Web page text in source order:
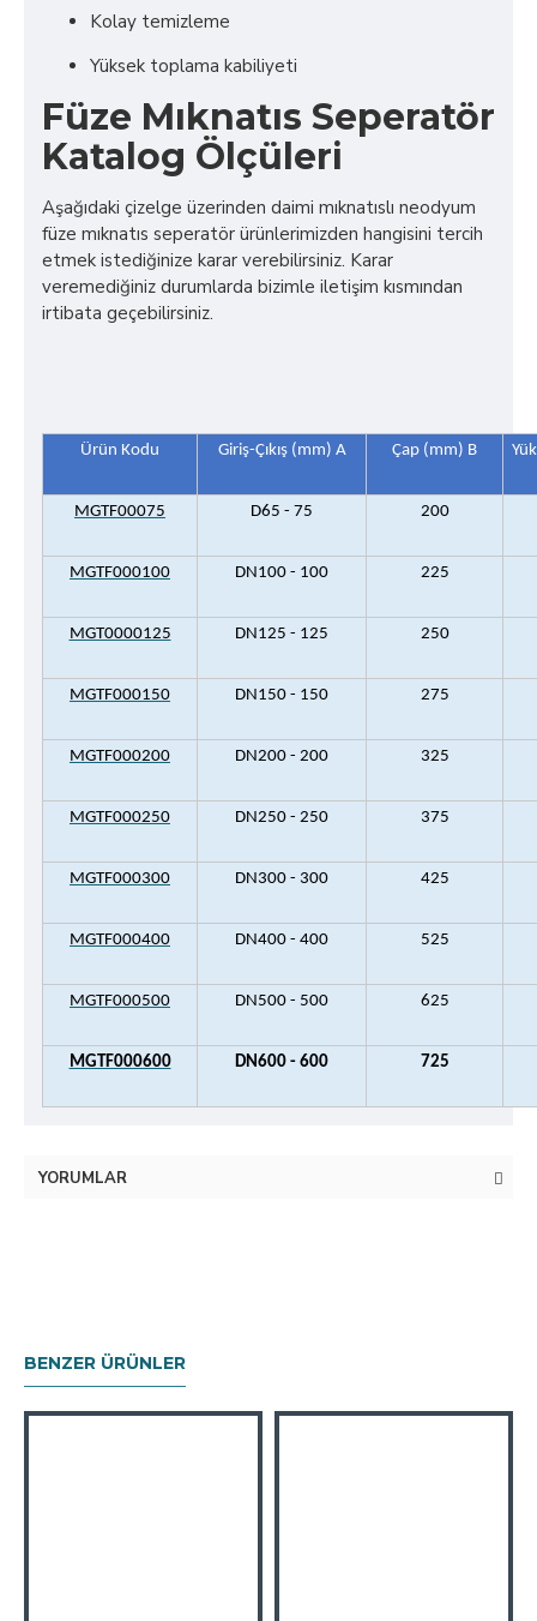
Kolay temizleme
Yüksek toplama kabiliyeti
Füze Mıknatıs Seperatör
Katalog Ölçüleri
Aşağıdaki çizelge üzerinden daimi mıknatıslı neodyum
füze mıknatıs seperatör ürünlerimizden hangisini tercih
etmek istediğinize karar verebilirsiniz. Karar
veremediğiniz durumlarda bizimle iletişim kısmından
irtibata geçebilirsiniz.
Ürün Kodu Giriş-Çıkış (mm) A Çap (mm) B
MGTF00075 D65 - 75 200
MGTF000100 DN100 - 100 225
MGT0000125 DN125 - 125 250
MGTF000150 DN150 - 150 275
MGTF000200 DN200 - 200 325
MGTF000250 DN250 - 250 375
MGTF000300 DN300 - 300 425
MGTF000400 DN400 - 400 525
MGTF000500 DN500 - 500 625
MGTF000600 DN600 - 600 725
YORUMLAR
BENZER ÜRÜNLER